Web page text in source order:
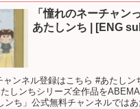
「憧れのネーチャン
あたしンち | [ENG
ンネル登録はこちら #あたしン
しンちシリーズ全作品を
ち」公式無料チャンネルではあ